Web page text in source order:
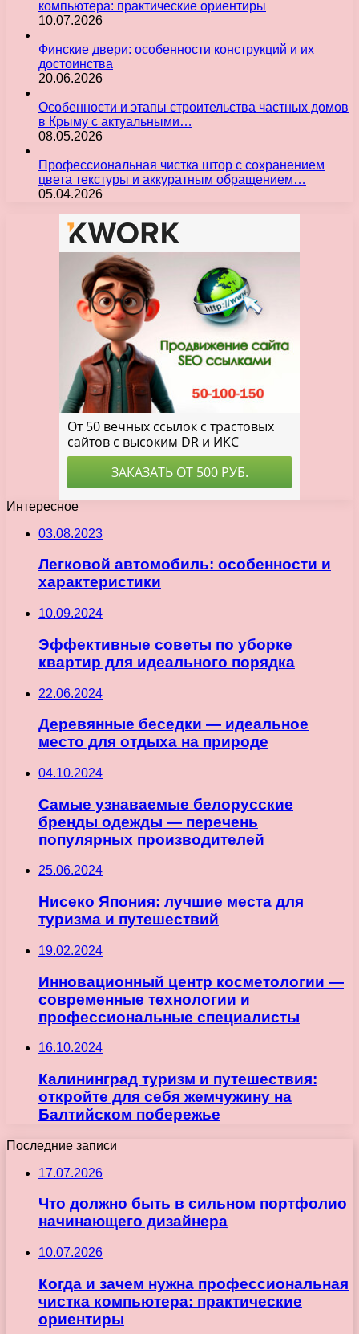
компьютера: практические ориентиры
10.07.2026
Финские двери: особенности конструкций и их
достоинства
20.06.2026
Особенности и этапы строительства частных домов
в Крыму с актуальными…
08.05.2026
Профессиональная чистка штор с сохранением
цвета текстуры и аккуратным обращением…
05.04.2026
Интересное
03.08.2023
Легковой автомобиль: особенности и
характеристики
10.09.2024
Эффективные советы по уборке
квартир для идеального порядка
22.06.2024
Деревянные беседки — идеальное
место для отдыха на природе
04.10.2024
Самые узнаваемые белорусские
бренды одежды — перечень
популярных производителей
25.06.2024
Нисеко Япония: лучшие места для
туризма и путешествий
19.02.2024
Инновационный центр косметологии —
современные технологии и
профессиональные специалисты
16.10.2024
Калининград туризм и путешествия:
откройте для себя жемчужину на
Балтийском побережье
Последние записи
17.07.2026
Что должно быть в сильном портфолио
начинающего дизайнера
10.07.2026
Когда и зачем нужна профессиональная
чистка компьютера: практические
ориентиры